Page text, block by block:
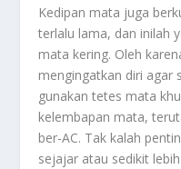
Kedipan mata juga
terlalu lama, dan inilah
mata kering. Oleh
mengingatkan diri agar
gunakan tetes mata
kelembapan mata,
ber-AC. Tak kalah
sejajar atau sedikit